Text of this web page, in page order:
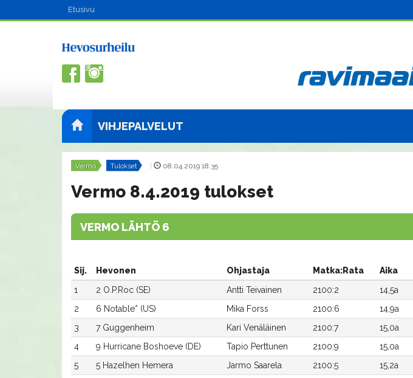
Etusivu
VIHJEPALVELUT
Vermo Tulokset 08.04.2019 18:35
Vermo 8.4.2019 tulokset
VERMO LÄHTÖ 6
Sij. Hevonen Ohjastaja Matka:Rata Aika
1
2 O.P.Roc (SE) Antti Teivainen 2100:2 14,5a
2
6 Notable* (US) Mika Forss 2100:6 14,9a
3
7 Guggenheim Kari Venäläinen 2100:7 15,0a
4
9 Hurricane Boshoeve (DE) Tapio Perttunen 2100:9 15,0a
5
5 Hazelhen Hemera Jarmo Saarela 2100:5 15,2a